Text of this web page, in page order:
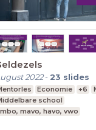
2022- 23 slides
Economie +6
school
mavo, havo, vwo